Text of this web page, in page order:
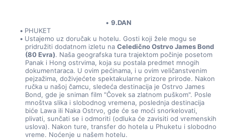
9.DAN
PHUKET
Ustajemo uz doručak u hotelu. Gosti koji žele mogu se
pridružiti dodatnom izletu na Celedično Ostrvo James Bond
(80 Evra). Naša geografska tura trajektom počinje posetom
Panak i Hong ostrvima, koja su postala predmet mnogih
dokumentaraca. U ovim pećinama, i u ovim veličanstvenim
pejzažima, doživjećete spektakularne prizore prirode. Nakon
ručka u našoj čamcu, sledeća destinacija je Ostrvo James
Bond, gde je sniman film "Čovek sa zlatnom puškom". Posle
mnoštva slika i slobodnog vremena, poslednja destinacija
biće Lawa ili Naka Ostrvo, gde će se moći snorkelovati,
plivati, sunčati se i odmoriti (odluka će zavisiti od vremenskih
uslova). Nakon ture, transfer do hotela u Phuketu i slobodno
vreme. Noćenje u našem hotelu.